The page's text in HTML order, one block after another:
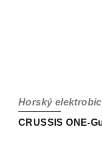
CRUSSIS ONE-
Horský